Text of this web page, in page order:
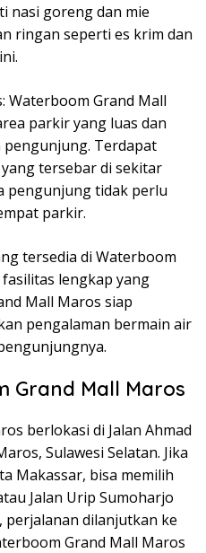
nasi goreng dan mie
ringan seperti es krim dan
Waterboom Grand Mall
parkir yang luas dan
Terdapat
tersebar di sekitar
pengunjung tidak perlu
parkir.
tersedia di Waterboom
lengkap yang
Mall Maros siap
pengalaman bermain air
Grand Mall Maros
berlokasi di Jalan Ahmad
Sulawesi Selatan. Jika
Makassar, bisa memilih
Jalan Urip Sumoharjo
perjalanan dilanjutkan ke
Grand Mall Maros